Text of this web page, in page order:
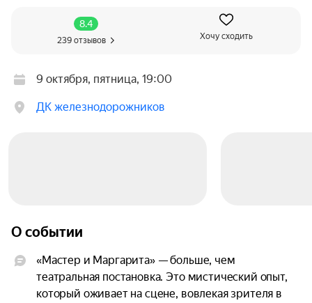
8.4
239 отзывов Хочу сходить
9 октября, пятница, 19:00
ДК железнодорожников
О событии
«Мастер и Маргарита» — больше, чем
театральная постановка. Это мистический опыт,
который оживает на сцене, вовлекая зрителя в